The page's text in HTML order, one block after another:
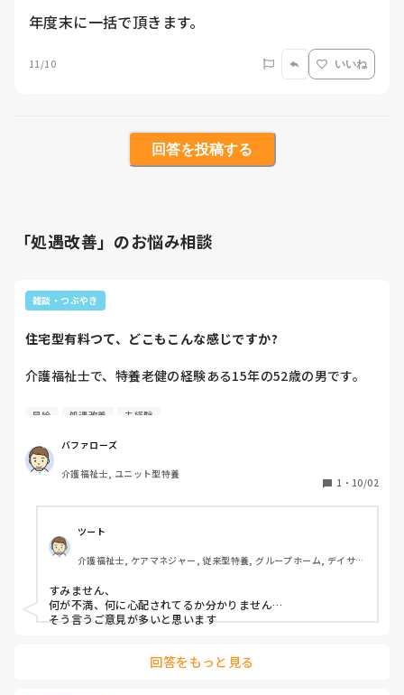
年度末に一括で頂きます。
11/10 いいね
回答を投稿する
「処遇改善」のお悩み相談
雑談・つぶやき
住宅型有料つて、どこもこんな感じですか?
介護福祉士で、特養老健の経験ある15年の52歳の男です。
9月24日からある会社が経営してる35床の住宅型有料老人ホ
初日から、職員が、皆さん明るく、サ責男性、女性主任、女
性施設長も冗談言ったり仲良さそうでコミュニケ―ションが
多く、フランクに話かけてくれ、マニュアルも丁寧にあり、
す。
常勤ばかりで、私入れて15人人手充足してると施設長が言っ
てました。施設長が、いきなり名前呼んでくれて、どう?
ゆるいやろ?うちは、残業一切ない。頑張ってや。あなた、
経験長いから大丈夫。ゆっくりでいいよ。慣れるから。とフ
ランクに話してくるので、厳しい環境で働いてきた自分にと
護は、１人でまわつてます。
昇給 処遇改善 未経験
バファローズ
介護福祉士, ユニット型特養
1 ・ 10/02
ツート
介護福祉士, ケアマネジャー, 従来型特養, グループホーム, デイサー
すみません、
何が不満、何に心配されてるか分かりません…
そう言うご意見が多いと思います
回答をもっと見る